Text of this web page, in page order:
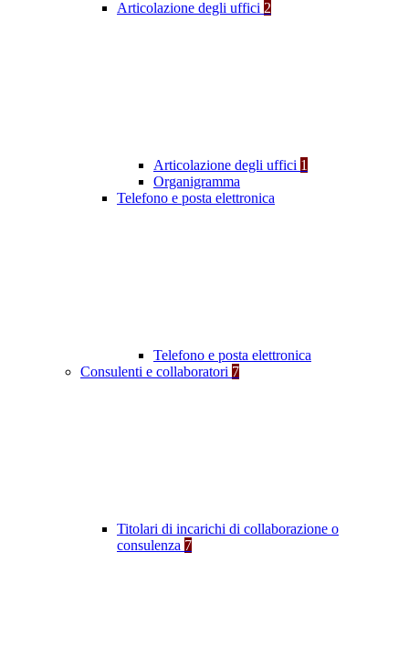
Articolazione degli uffici 2
Articolazione degli uffici 1
Organigramma
Telefono e posta elettronica
Telefono e posta elettronica
Consulenti e collaboratori 7
Titolari di incarichi di collaborazione o
consulenza 7